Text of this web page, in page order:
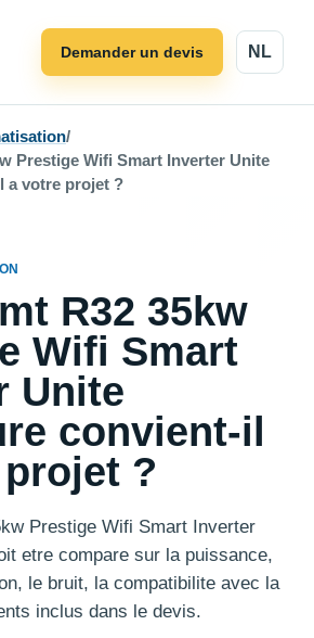
NL
Demander un devis
/
Prestige Wifi Smart Inverter Unite
a votre projet ?
R32 35kw
Wifi Smart
Unite
convient-il
?
Prestige Wifi Smart Inverter
etre compare sur la puissance,
le bruit, la compatibilite avec la
inclus dans le devis.